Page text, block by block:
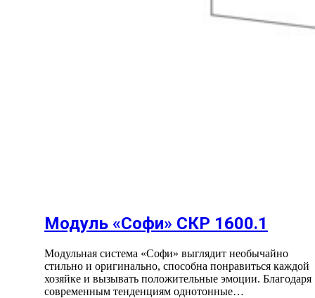
Модуль «Софи» СКР 1600.1
Модульная система «Софи» выглядит необычайно
стильно и оригинально, способна понравиться каждой
хозяйке и вызывать положительные эмоции. Благодаря
современным тенденциям однотонные…